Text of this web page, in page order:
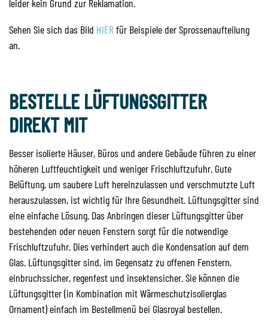
leider kein Grund zur Reklamation.
Sehen Sie sich das Bild HIERfür Beispiele der Sprossenaufteilung
an.
BESTELLE LÜFTUNGSGITTER
DIREKT MIT
Besser isolierte Häuser, Büros und andere Gebäude führen zu einer
höheren Luftfeuchtigkeit und weniger Frischluftzufuhr. Gute
Belüftung, um saubere Luft hereinzulassen und verschmutzte Luft
herauszulassen, ist wichtig für Ihre Gesundheit. Lüftungsgitter sind
eine einfache Lösung. Das Anbringen dieser Lüftungsgitter über
bestehenden oder neuen Fenstern sorgt für die notwendige
Frischluftzufuhr. Dies verhindert auch die Kondensation auf dem
Glas. Lüftungsgitter sind, im Gegensatz zu offenen Fenstern,
einbruchssicher, regenfest und insektensicher. Sie können die
Lüftungsgitter (in Kombination mit Wärmeschutzisolierglas
Ornament) einfach im Bestellmenü bei Glasroyal bestellen.